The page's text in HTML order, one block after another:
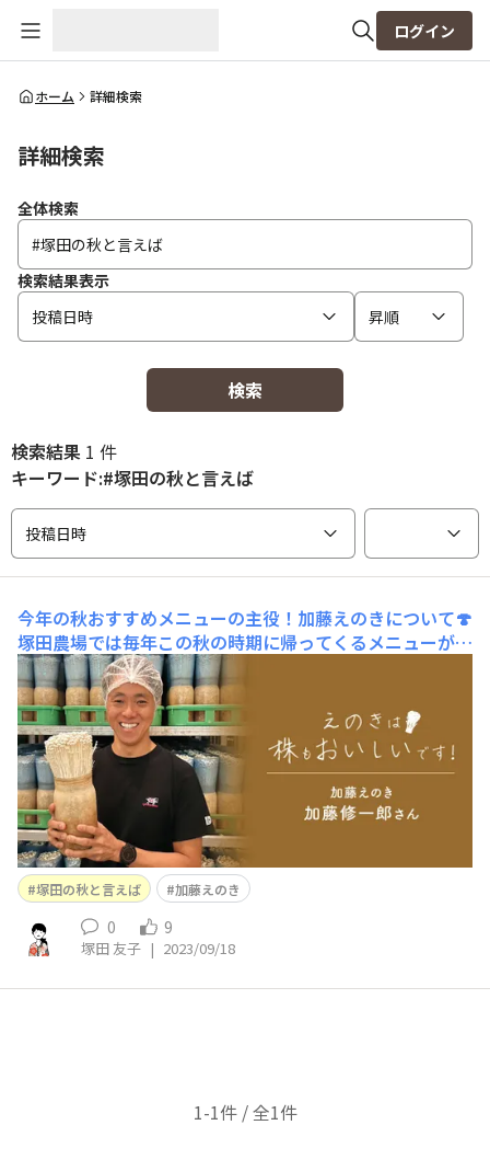
全体検索
ログイン
ホーム 詳細検索
詳細検索
全体検索
検索結果表示
投稿日時
昇順
検索
検索結果 1 件
キーワード:#塚田の秋と言えば
投稿日時
今年の秋おすすめメニューの主役！加藤えのきについて🍄
塚田農場では毎年この秋の時期に帰ってくるメニューがあ
ります…それが、”加藤えのきの月見ステーキ”えのきの
シャキシャキ感とほんのり甘みのある味がタレと絡んでも
う最高なんです😋食べ応えも、見ごたえも抜群の一品で
す(#^.^#)今年はなんとこの加藤えのきを使ったメニュー
が6品も登場しました！！メニューの詳
塚田の秋と言えば 加藤えのき
0 9
塚田 友子 | 2023/09/18
1-1件 / 全1件